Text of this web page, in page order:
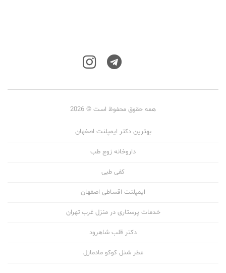
همه حقوق محفوظ است © 2026
بهترین دکتر ایمپلنت اصفهان
داروخانه زوج طب
کفی طبی
ایمپلنت اقساطی اصفهان
خدمات پرستاری در منزل غرب تهران
دکتر قلب شاهرود
عطر شنل کوکو مادمازل